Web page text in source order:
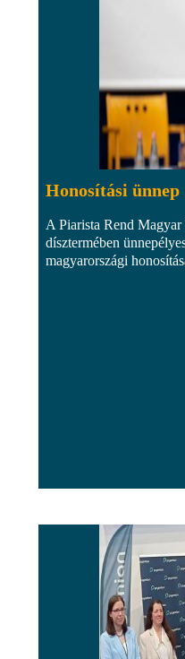
Honosítási ünnep
A Piarista Rend Magyar
dísztermében
magyarországi